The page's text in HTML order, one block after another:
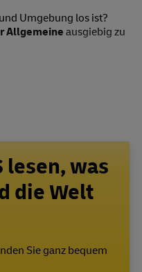
Umgebung los ist?
Allgemeineausgiebig zu
lesen, was
die Welt
Sie ganz bequem